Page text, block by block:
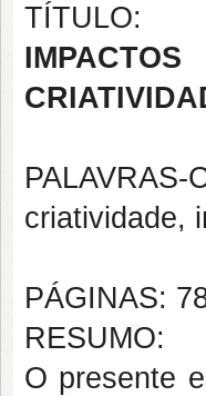
TÍTULO:
PALAVRAS-
criatividade,
PÁGINAS:
RESUMO:
O presente